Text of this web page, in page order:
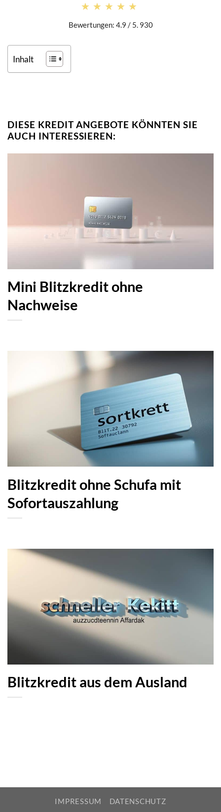
★★★★★
★★★★★
Bewertungen: 4.9 / 5. 930
Inhalt
DIESE KREDIT ANGEBOTE KÖNNTEN SIE
AUCH INTERESSIEREN:
Mini Blitzkredit ohne
Nachweise
Blitzkredit ohne Schufa mit
Sofortauszahlung
Blitzkredit aus dem Ausland
IMPRESSUM DATENSCHUTZ